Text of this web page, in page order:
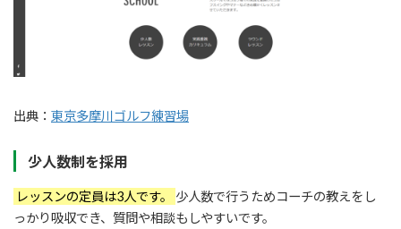
出典： 東京多摩川ゴルフ練習場
少人数制を採用
レッスンの定員は3人です。 少人数で行うためコーチの教えをし
っかり吸収でき、質問や相談もしやすいです。